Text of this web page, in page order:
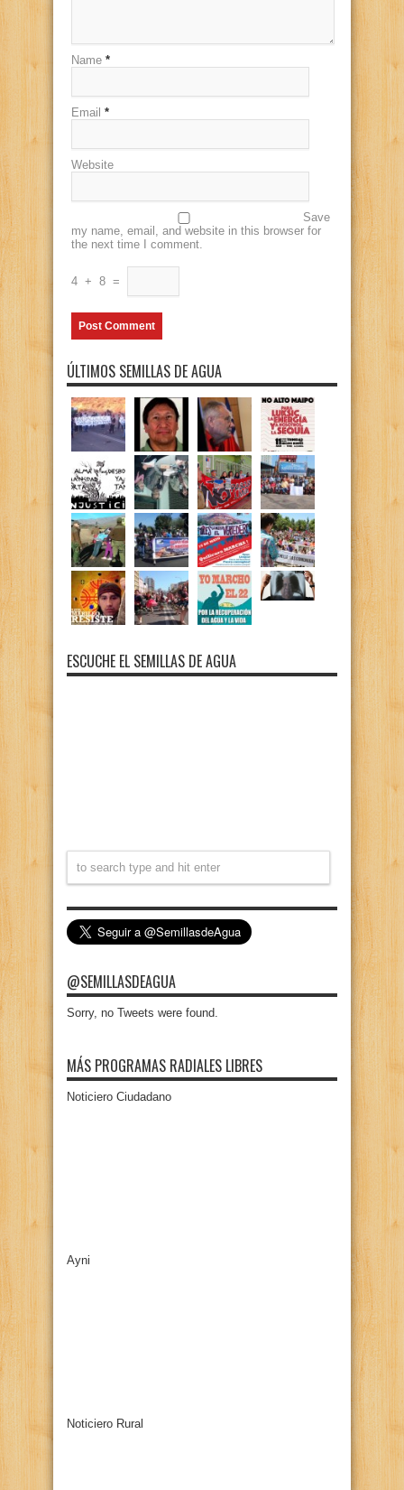
Name *
Email *
Website
Save
my name, email, and website in this browser for
the next time I comment.
4 + 8 =
ÚLTIMOS SEMILLAS DE AGUA
ESCUCHE EL SEMILLAS DE AGUA
@SEMILLASDEAGUA
Sorry, no Tweets were found.
MÁS PROGRAMAS RADIALES LIBRES
Noticiero Ciudadano
Ayni
Noticiero Rural